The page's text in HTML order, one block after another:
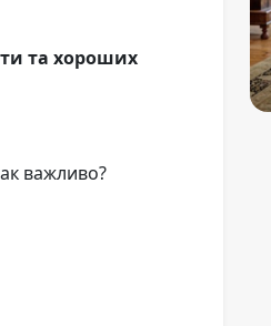
та хороших
важливо?